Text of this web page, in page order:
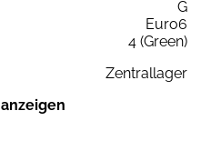
G
Euro6
4 (Green)
Zentrallager